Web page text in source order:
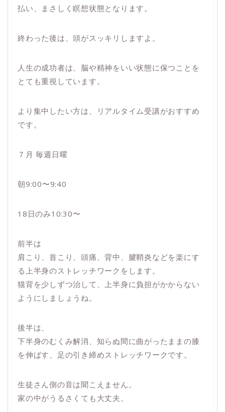
払い、まさしく瞑想状態となります。
終わった後は、頭がスッキリしますよ。
人生の成功者は、脳や精神をいい状態に保つことを
とても重視しています。
より集中したい方は、リアルタイム受講がおすすめ
です。
７月 毎週日曜
朝9:00〜9:40
18日のみ10:30〜
前半は
肩こり、首こり、頭痛、背中、腱鞘炎などを楽にす
る上半身のストレッチワークをします。
猫背を少しずつ治して、上半身に負担がかからない
ようにしましょうね。
後半は、
下半身のむくみ解消、知らぬ間に曲がったままの膝
を伸ばす、足の引き締めストレッチワークです。
生徒さん側の音は聞こえません。
家の中がうるさくても大丈夫。